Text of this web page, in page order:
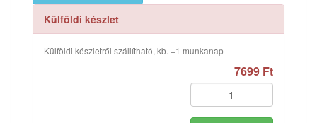
Külföldi készlet
Külföldi készletről szállítható, kb. +1 munkanap
7699 Ft